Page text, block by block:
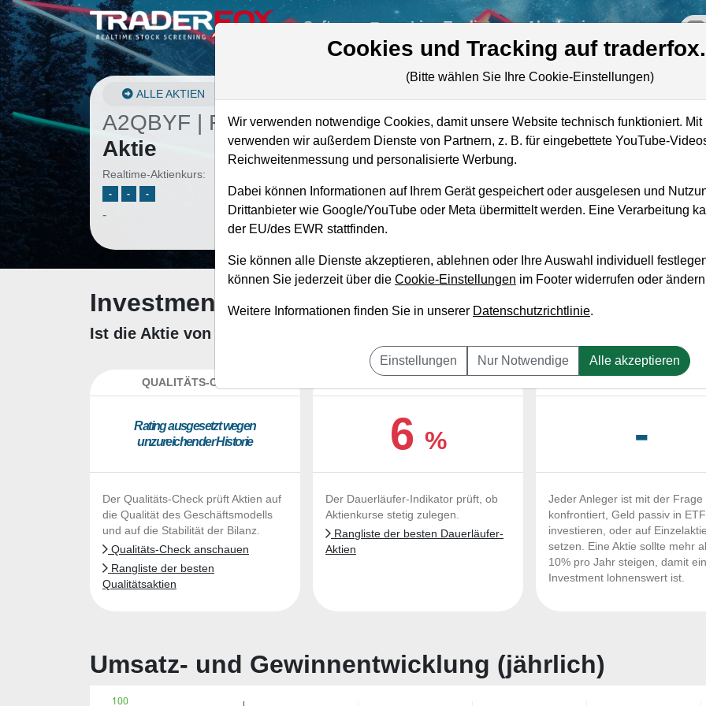
Software Live-Trading Akademie
ALLE AKTIEN
A2QBYF | FUBO–fuboTV
Aktie
Realtime-Aktienkurs:
- - -
-
Investment-Check: Kaufempfehlung?
Ist die Aktie von fuboTV zum Kaufen und Liegenlassen geeignet?
QUALITÄTS-CHECK
Ra­ting aus­ge­setzt we­gen
un­zu­rei­chen­der His­to­rie
Der Qualitäts-Check prüft Aktien auf
die Qualität des Geschäftsmodells
und auf die Stabilität der Bilanz.
Qualitäts-Check anschauen
Rangliste der besten
Qualitätsaktien
6%
Der Dauerläufer-Indikator prüft, ob
Aktienkurse stetig zulegen.
Rangliste der besten Dauerläufer-
Aktien
-
Jeder Anleger ist mit der Frage
konfrontiert, Geld passiv in
investieren, oder auf
setzen. Eine Aktie sollte mehr
10% pro Jahr steigen, damit ein
Investment lohnenswert ist.
Umsatz- und Gewinnentwicklung (jährlich)
100
Cookies und Tracking auf
(Bitte wählen Sie Ihre Cookie-Einstellungen)
Wir verwenden notwendige Cookies, damit unsere Website technisch funktioniert.
verwenden wir außerdem Dienste von Partnern, z. B. für eingebettete YouTube-
Reichweitenmessung und personalisierte Werbung.
Dabei können Informationen auf Ihrem Gerät gespeichert oder ausgelesen und
Drittanbieter wie Google/YouTube oder Meta übermittelt werden. Eine Verarbeitung
der EU/des EWR stattfinden.
Sie können alle Dienste akzeptieren, ablehnen oder Ihre Auswahl individuell
können Sie jederzeit über die Cookie-Einstellungen im Footer widerrufen oder
Weitere Informationen finden Sie in unserer Datenschutzrichtlinie.
Einstellungen Nur Notwendige Alle akzeptieren